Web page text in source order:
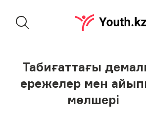
Табиғаттағы
ережелер мен
мөлшері